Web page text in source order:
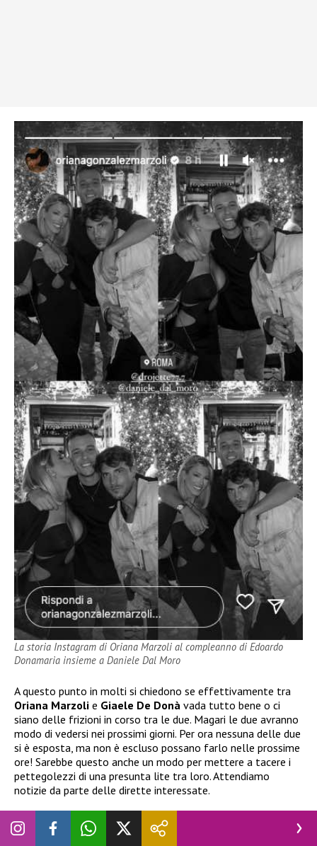
La storia Instagram di Oriana Marzoli al compleanno di Edoardo
Donamaria insieme a Daniele Dal Moro
A questo punto in molti si chiedono se effettivamente tra
Oriana Marzoli e Giaele De Donà vada tutto bene o ci
siano delle frizioni in corso tra le due. Magari le due avranno
modo di vedersi nei prossimi giorni. Per ora nessuna delle due
si è esposta, ma non è escluso possano farlo nelle prossime
ore! Sarebbe questo anche un modo per mettere a tacere i
pettegolezzi di una presunta lite tra loro. Attendiamo
notizie da parte delle dirette interessate.